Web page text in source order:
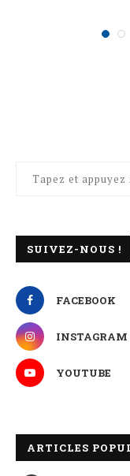
SUIVEZ-NOUS !
FACEBOOK
INSTAGRAM
YOUTUBE
ARTICLES